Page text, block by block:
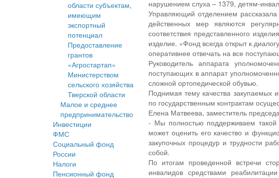
области субъектам,
имеющим
экспортный
потенциал
Предоставление
грантов
«Агростартап»
Министерством
сельского хозяйства
Тверской области
Малое и среднее
предпринимательство
Инвестиции
ФМС
Социальный фонд
России
Налоги
Пенсионный фонд
нарушением слуха – 1379, детям-
Управляющий отделением
действенных мер являются
соответствия представленного
изделие. «Фонд всегда открыт к
оперативнее отвечать на все
Руководитель аппарата
поступающих в аппарат
сложной ортопедической обувью.
Поднимая тему качества закупаемых
по государственным контрактам
Елена Матвеева, заместитель
- Мы полностью поддерживаем такой
может оценить его качество и
закупочных процедур и трудности
собой.
По итогам проведенной встречи
инвалидов средствами